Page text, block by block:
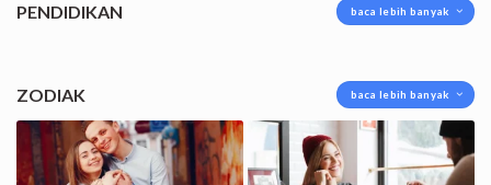
PENDIDIKAN baca lebih banyak
ZODIAK baca lebih banyak